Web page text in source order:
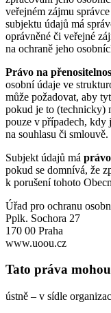
veřejném zájmu
subjektu údajů má
oprávněné či veřejné
na ochraně jeho
Právo na
osobní údaje ve
může požadovat, aby
pokud je to (technicky)
pouze v případech, kdy
na souhlasu či smlouvě.
Subjekt údajů má
pokud se domnívá, že
k porušení tohoto
Úřad pro ochranu
Pplk. Sochora 27
170 00 Praha
www.uoou.cz
Tato práva
ústně – v sídle